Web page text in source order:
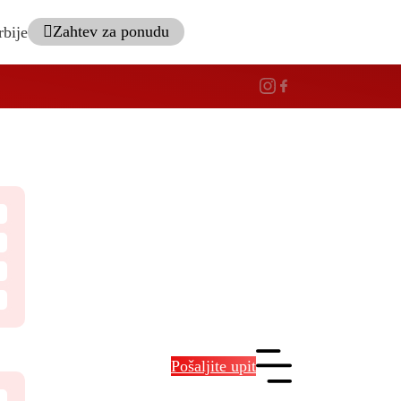
Zahtev za ponudu
Pošaljite upit